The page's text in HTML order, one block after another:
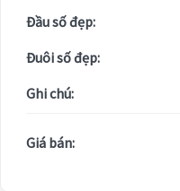
Đầu số đẹp:
Đuôi số đẹp:
Ghi chú:
Giá bán: